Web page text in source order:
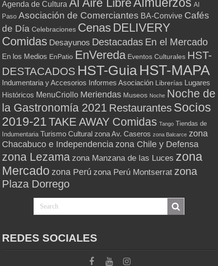
Agenda de Cultura
Al
Paso Asociación de Comerciantes BA-Convive Cafés
de Día Celebraciones Cenas DELIVERY
Comidas Desayunos Destacadas En el Mercado
En los Medios EnPatio EnVereda Eventos Culturales HST-
DESTACADOS HST-GuiaHST-MAPA
Indumentaria y Accesorios Informes Asociación Librerías Lugares
Históricos MenuCriollo Meriendas Museos Noche Noche de
la Gastronomía 2021 Restaurantes Socios
2019-21 TAKE AWAY Comidas Tango Tiendas de
Indumentaria Turismo Cultural zona Av. Caseros zona Balcarce zona
Chacabuco e Independencia zona Chile y Defensa
zona Lezama zona Manzana de las Luces zona
Mercado zona Perú zona Perú Montserrat zona
Plaza Dorrego
REDES SOCIALES